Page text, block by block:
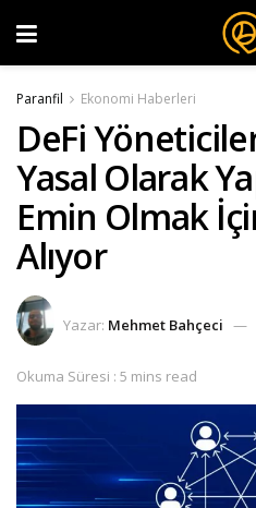
Paranfil Ekonomi Haberleri
DeFi
Yasal Olarak
Emin Olmak
Alıyor
Yazar: Mehmet Bahçeci
Okuma Süresi : 5 mins read